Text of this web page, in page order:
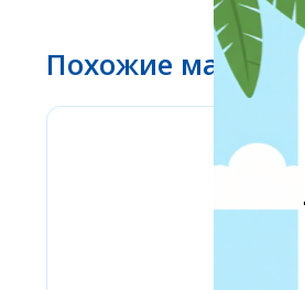
Похожие магазины